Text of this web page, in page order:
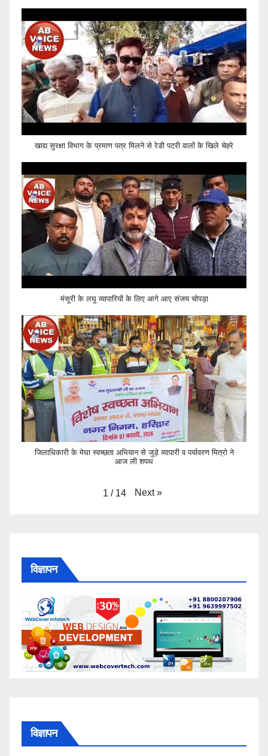
खाद्य सुरक्षा विभाग के प्रमाण पत्र मिलने से रेडी पटरी वालों के खिले चेहरे
मंसूरी के लघु व्यापारियों के लिए आगे आए संजय चोपड़ा
जिलाधिकारी के मेघा स्वच्छता अभियान से जुड़े व्यापारी व पर्यावरण मित्रो ने
आज ली शपथ
1 / 14 Next »
विज्ञापन
विज्ञापन